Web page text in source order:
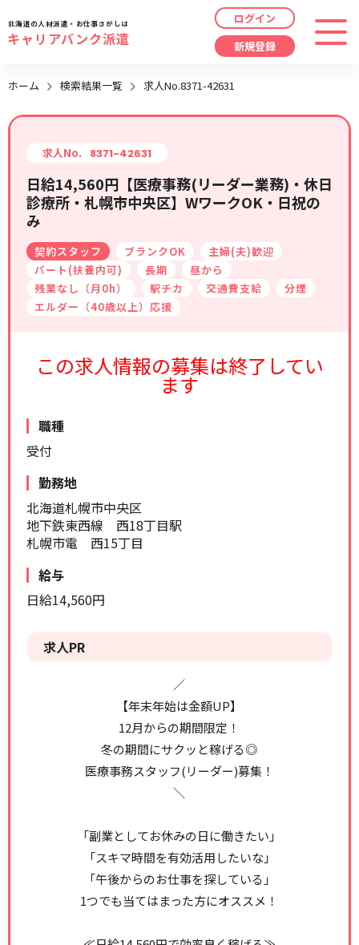
職種 指定なし
給与 時給/日給/月給から選択
こだわり 指定なし
キーワード 指定なし
リセット 検索する
最近見た求人
最近利用した検索条件
検索履歴はありません。
北海道の人材派遣・お仕事さがしは
キャリアバンク派遣
ログイン
新規登録
ホーム 検索結果一覧 求人No.8371-42631
求人No. 8371-42631
日給14,560円【医療事務(リーダー業務)・休日
診療所・札幌市中央区】WワークOK・日祝の
み
契約スタッフ ブランクOK
主婦(夫)歓迎
パート(扶養内可)
長期
昼から
残業なし（月0h）
駅チカ 交通費支給
分煙
エルダー（40歳以上）応援
この求人情報の募集は終了してい
ます
職種
受付
勤務地
北海道札幌市中央区
地下鉄東西線 西18丁目駅
札幌市電 西15丁目
給与
日給14,560円
求人PR
／
【年末年始は金額UP】
12月からの期間限定！
冬の期間にサクッと稼げる◎
医療事務スタッフ(リーダー)募集！
＼
「副業としてお休みの日に働きたい」
「スキマ時間を有効活用したいな」
「午後からのお仕事を探している」
1つでも当てはまった方にオススメ！